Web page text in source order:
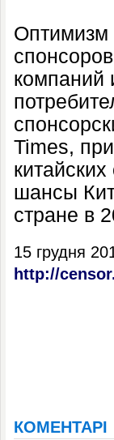
Оптимизм
компаний
Times,
шансы
стране в
15 грудня
http://
КОМЕНТАРІ